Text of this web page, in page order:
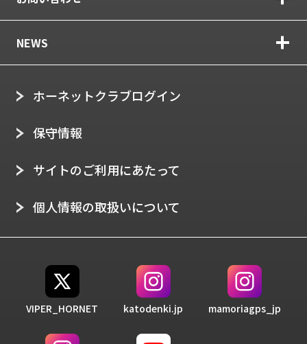
NEWS
ホーネットクラブログイン
保守情報
サイトのご利用にあたって
個人情報の取扱いについて
VIPER_HORNET katodenki.jp mamoriagps_jp